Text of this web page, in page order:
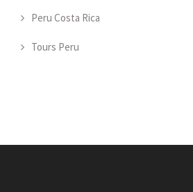
Peru Costa Rica
Tours Peru